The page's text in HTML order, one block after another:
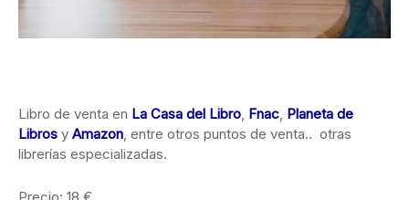
Libro de venta en La Casa del Libro, Fnac, Planeta de
Libros y Amazon, entre otros puntos de venta.. otras
librerías especializadas.